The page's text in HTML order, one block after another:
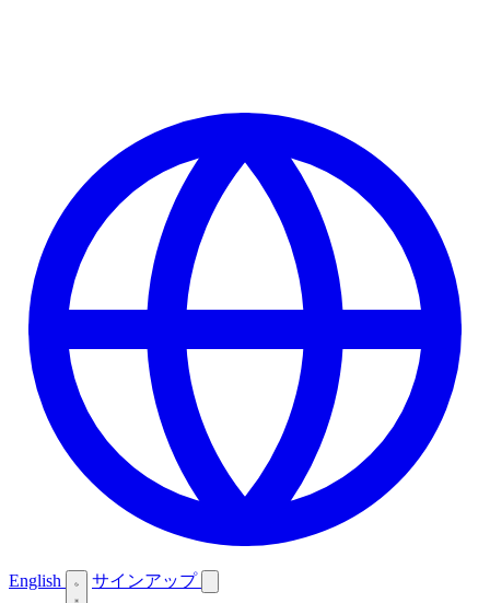
English サインアップ